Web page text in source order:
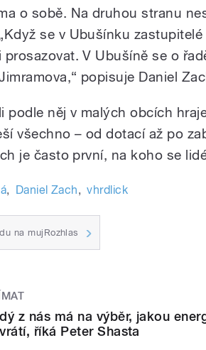
o sobě. Na druhou stranu
se v Ubušínku
V Ubušíně se o
popisuje Daniel
podle něj v malých obcích
všechno – od dotací až po
je často první, na koho se
, Daniel Zach, vhrdlick
na mujRozhlas
z nás má na výběr, jakou
říká Peter Shasta